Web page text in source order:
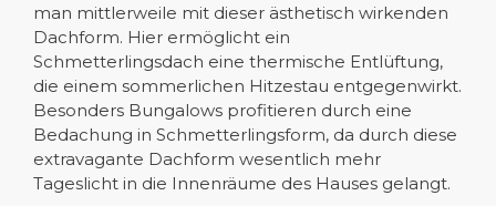
man mittlerweile mit dieser ästhetisch wirkenden
Dachform. Hier ermöglicht ein
Schmetterlingsdach eine thermische Entlüftung,
die einem sommerlichen Hitzestau entgegenwirkt.
Besonders Bungalows profitieren durch eine
Bedachung in Schmetterlingsform, da durch diese
extravagante Dachform wesentlich mehr
Tageslicht in die Innenräume des Hauses gelangt.